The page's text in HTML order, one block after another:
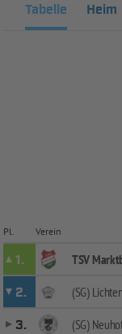
Tabelle Heim
Pl. Verein
1. TSV
2.
(SG)
3.
(SG)